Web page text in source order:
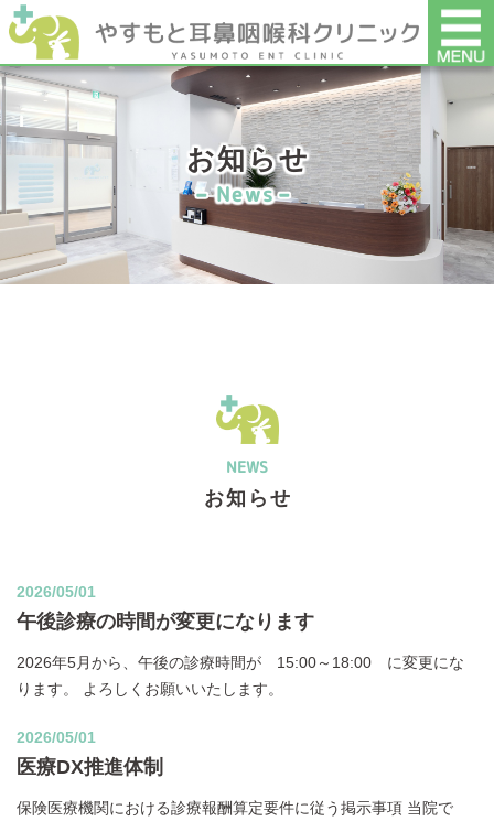
お知らせ
News
NEWS
お知らせ
2026/05/01
午後診療の時間が変更になります
2026年5月から、午後の診療時間が 15:00～18:00 に変更にな
ります。 よろしくお願いいたします。
2026/05/01
医療DX推進体制
保険医療機関における診療報酬算定要件に従う掲示事項 当院で